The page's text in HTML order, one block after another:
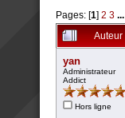
Pages: [1] 2 3 ...
Auteur
yan
Administrateur
Addict
Hors ligne